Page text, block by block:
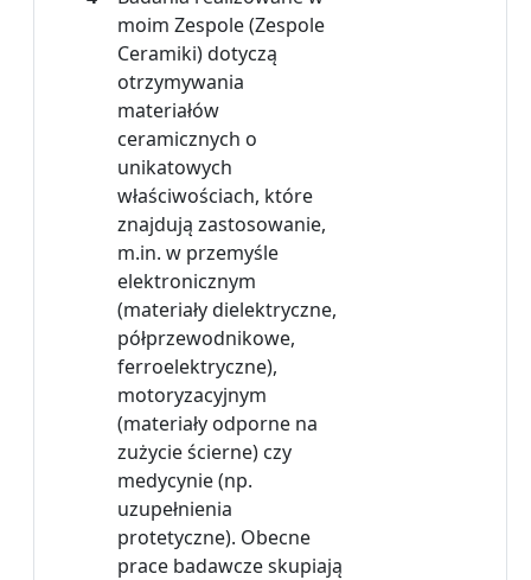
moim Zespole (Zespole
Ceramiki) dotyczą
otrzymywania
materiałów
ceramicznych o
unikatowych
właściwościach, które
znajdują zastosowanie,
m.in. w przemyśle
elektronicznym
(materiały dielektryczne,
półprzewodnikowe,
ferroelektryczne),
motoryzacyjnym
(materiały odporne na
zużycie ścierne) czy
medycynie (np.
uzupełnienia
protetyczne). Obecne
prace badawcze skupiają